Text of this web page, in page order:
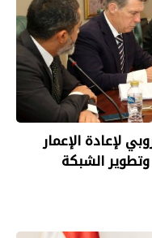
لإعادة الإعمار
الشبكة